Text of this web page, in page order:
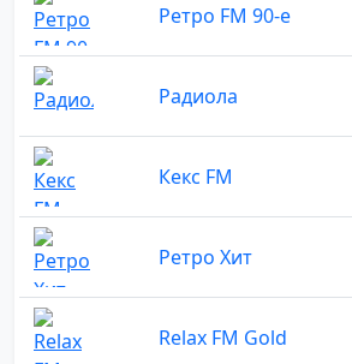
Ретро FM 90-е
Радиола
Кекс FM
Ретро Хит
Relax FM Gold